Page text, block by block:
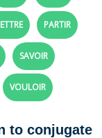
PARTIR
SAVOIR
VOULOIR
to conjugate